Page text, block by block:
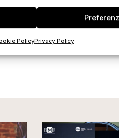
PolicyPrivacy Policy
Sparco Fashion,
fatturato nel primo trimestre
che funziona molto